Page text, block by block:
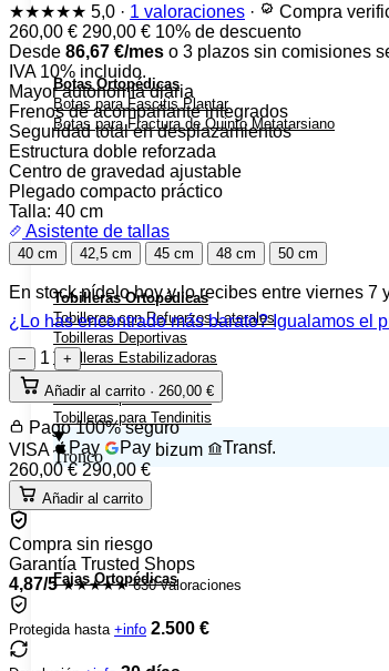
Botas Ortopédicas
Botas para Fascitis Plantar
Botas para Fractura de Quinto Metatarsiano
Tobilleras Ortopédicas
Tobilleras con Refuerzos Laterales
Tobilleras Deportivas
Tobilleras Estabilizadoras
Tobilleras para Fracturas
Tobilleras para Tendinitis
Tronco
Fajas Ortopédicas
★★★★★ 5,0 · 1 valoraciones ·
Compra
260,00 € 290,00 € 10% de descuento
Desde 86,67 €/mes o 3 plazos sin comisiones
IVA 10% incluido.
Mayor autonomía diaria
Frenos de acompañante integrados
Seguridad total en desplazamientos
Estructura doble reforzada
Centro de gravedad ajustable
Plegado compacto práctico
Talla: 40 cm
Asistente de tallas
40 cm 42,5 cm 45 cm 48 cm 50 cm
En stock pídelo hoy y lo recibes entre viernes 7
¿Lo has encontrado más barato? Igualamos el
− 1
+
Añadir al carrito · 260,00 €
Pago 100% seguro
VISA
Pay Pay bizum
Transf.
260,00 € 290,00 €
Añadir al carrito
Compra sin riesgo
Garantía Trusted Shops
4,87/5 ★★★★★630 valoraciones
Protegida hasta +info 2.500 €